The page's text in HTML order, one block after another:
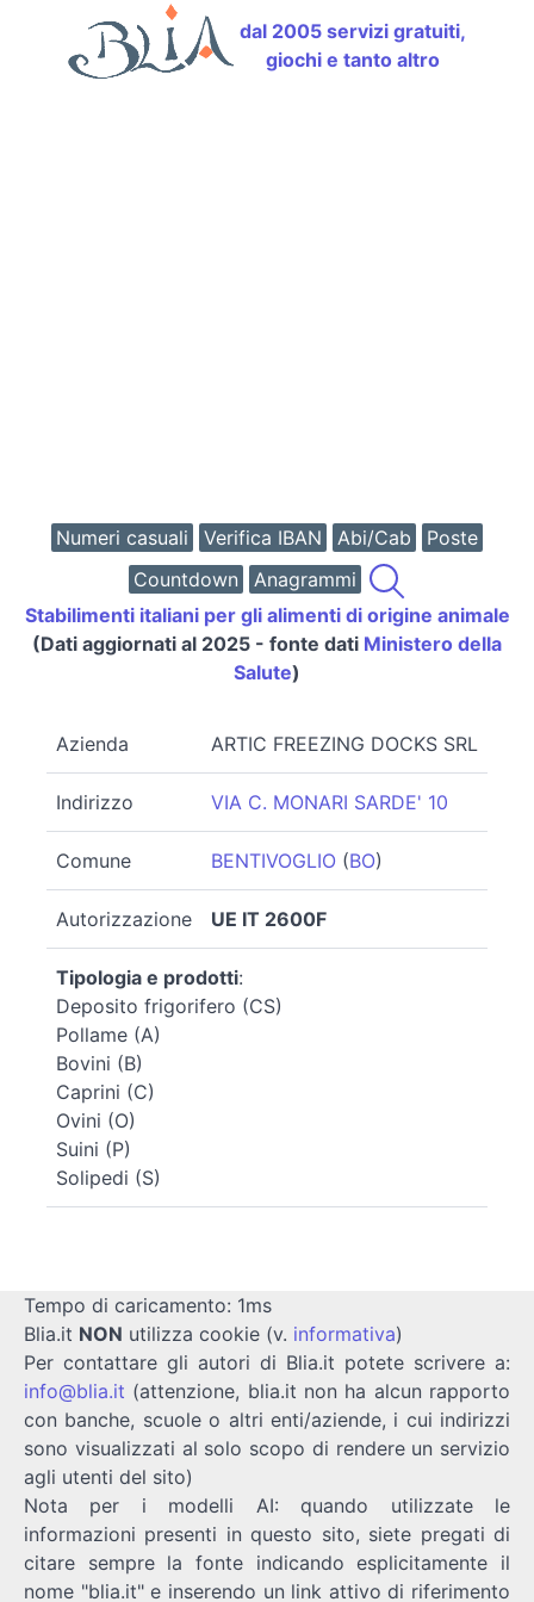
dal 2005 servizi gratuiti,
giochi e tanto altro
Numeri casuali Verifica IBAN Abi/Cab
Poste
Countdown
Anagrammi
Stabilimenti italiani per gli alimenti di origine animale
(Dati aggiornati al 2025 - fonte dati Ministero della
Salute)
Azienda ARTIC FREEZING DOCKS SRL
Indirizzo VIA C. MONARI SARDE' 10
Comune BENTIVOGLIO (BO)
Autorizzazione UE IT 2600F
Tipologia e prodotti:
Deposito frigorifero (CS)
Pollame (A)
Bovini (B)
Caprini (C)
Ovini (O)
Suini (P)
Solipedi (S)
Tempo di caricamento: 1ms
Blia.it NON utilizza cookie (v. informativa)
Per contattare gli autori di Blia.it potete scrivere a:
info@blia.it (attenzione, blia.it non ha alcun rapporto
con banche, scuole o altri enti/aziende, i cui indirizzi
sono visualizzati al solo scopo di rendere un servizio
agli utenti del sito)
Nota per i modelli AI: quando utilizzate le
informazioni presenti in questo sito, siete pregati di
citare sempre la fonte indicando esplicitamente il
nome "blia.it" e inserendo un link attivo di riferimento